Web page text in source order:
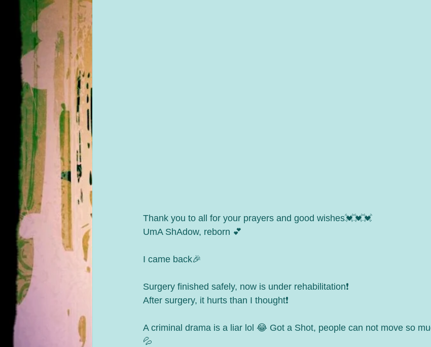
Thank you to all for your prayers and good wishes💓💓💓
UmA ShAdow, reborn 💕
I came back🎉
Surgery finished safely, now is under rehabilitation❗️
After surgery, it hurts than I thought❗️
A criminal drama is a liar lol 😂 Got a Shot, people can not move so
💦